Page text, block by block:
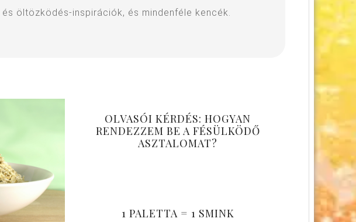
öltözködés-inspirációk, és mindenféle kencék.
OLVASÓI KÉRDÉS: HOGYAN
RENDEZZEM BE A FÉSÜLKÖDŐ
ASZTALOMAT?
1 PALETTA = 1 SMINK